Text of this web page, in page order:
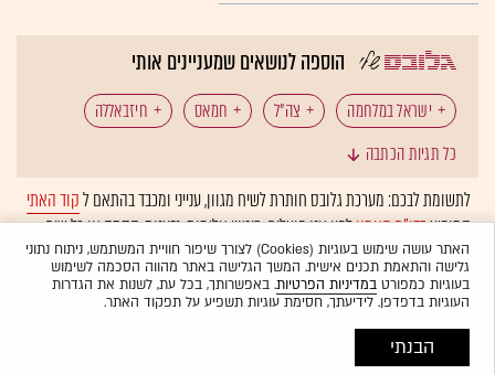
הוספה לנושאים שמעניינים אותי
ישראל במלחמה צה"ל חמאס חיזבאללה
כל תגיות הכתבה
לתשומת לבכם: מערכת גלובס חותרת לשיח מגוון, ענייני ומכבד בהתאם לקוד האתי
המופיעבדו"ח האמוןלפיו אנו פועלים. ביטויי אלימות, גזענות, הסתה או כל שיח
בלתי הולם אחר מסוננים בצורהאוטומטיתולא יפורסמו באתר.
האתר עושה שימוש בעוגיות (Cookies) לצורך שיפור חוויית המשתמש, ניתוח נתוני
גלישה והתאמת תכנים אישית. המשך הגלישה באתר מהווה הסכמה לשימוש
בעוגיות כמפורטבמדיניות הפרטיות. באפשרותך, בכל עת, לשנות את הגדרות
העוגיות בדפדפן. לידיעתך, חסימת עוגיות תשפיע על תפקוד האתר.
הבנתי